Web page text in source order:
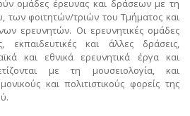
ομάδες έρευνας και δράσεων με τη
των φοιτητών/τριών του Τμήματος και
ερευνητών. Οι ερευνητικές ομάδες
εκπαιδευτικές και άλλες δράσεις,
και εθνικά ερευνητικά έργα και
με τη μουσειολογία, και
και πολιτιστικούς φορείς της